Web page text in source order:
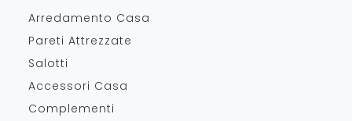
Arredamento Casa
Pareti Attrezzate
Salotti
Accessori Casa
Complementi